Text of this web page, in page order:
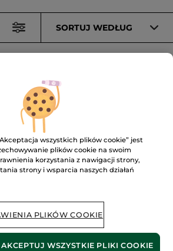
SORTUJ WEDŁUG
60 hektarów
wszystkich plików cookie” jest
plików cookie na swoim
korzystania z nawigacji strony,
strony i wsparcia naszych działań
PLIKÓW COOKIE
AKCEPTUJ WSZYSTKIE PLIKI COOKIE